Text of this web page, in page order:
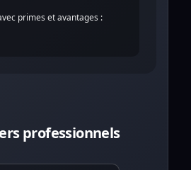
primes et avantages :
professionnels